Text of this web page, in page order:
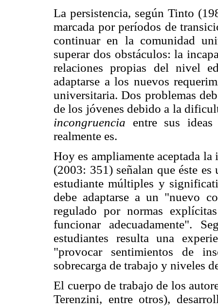
La persistencia, según Tinto
marcada por períodos de
continuar en la comunidad
superar dos obstáculos: la
relaciones propias del nivel
adaptarse a los nuevos
universitaria. Dos problemas
de los jóvenes debido a la
incongruencia entre sus
realmente es.
Hoy es ampliamente aceptada
(2003: 351) señalan que éste
estudiante múltiples y
debe adaptarse a un "nuevo
regulado por normas
funcionar adecuadamente".
estudiantes resulta una
"provocar sentimientos de
sobrecarga de trabajo y niveles
El cuerpo de trabajo de los
Terenzini, entre otros),